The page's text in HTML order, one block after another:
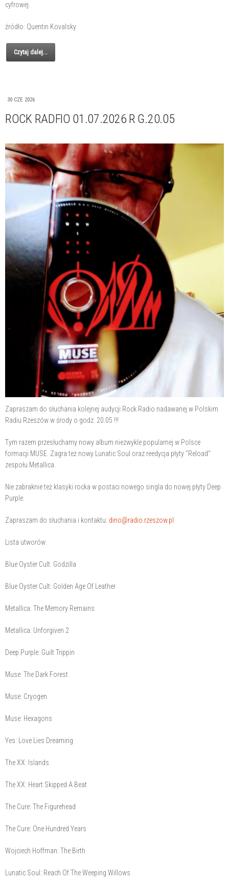
cyfrowej.
źródło: Quentin Kovalsky
Czytaj dalej...
30 CZE 2026
ROCK RADFIO 01.07.2026 R G.20.05
Zapraszam do słuchania kolejnej audycji Rock Radio nadawanej w Polskim
Radiu Rzeszów w środy o godz. 20.05 !!!
Tym razem przesłuchamy nowy album niezwykle popularnej w Polsce
formacji MUSE. Zagra też nowy Lunatic Soul oraz reedycja płyty "Reload"
zespołu Metallica.
Nie zabraknie też klasyki rocka w postaci nowego singla do nowej płyty Deep
Purple.
Zapraszam do słuchania i kontaktu: dino@radio.rzeszow.pl
Lista utworów:
Blue Oyster Cult: Godzilla
Blue Oyster Cult: Golden Age Of Leather
Metallica: The Memory Remains
Metallica: Unforgiven 2
Deep Purple: Guilt Trippin
Muse: The Dark Forest
Muse: Cryogen
Muse: Hexagons
Yes: Love Lies Dreaming
The XX: Islands
The XX: Heart Skipped A Beat
The Cure: The Figurehead
The Cure: One Hundred Years
Wojciech Hoffman: The Birth
Lunatic Soul: Reach Of The Weeping Willows